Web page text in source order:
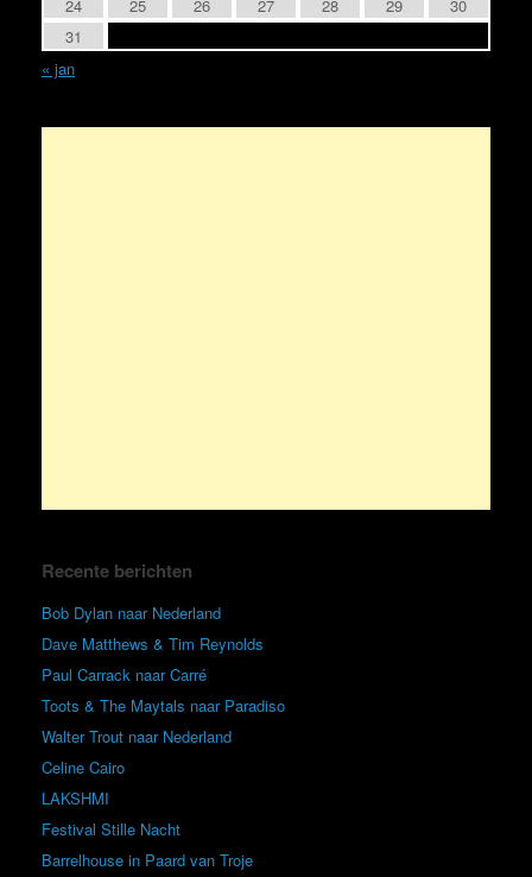
24
25 26 27 28 29
30
31
« jan
Recente berichten
Bob Dylan naar Nederland
Dave Matthews & Tim Reynolds
Paul Carrack naar Carré
Toots & The Maytals naar Paradiso
Walter Trout naar Nederland
Celine Cairo
LAKSHMI
Festival Stille Nacht
Barrelhouse in Paard van Troje